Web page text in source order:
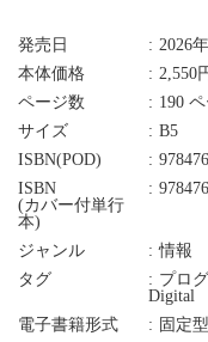
発売日
2026
本体価格
2,550
ページ数
190
サイズ
B5
ISBN(POD)
ISBN
(カバー付単行
本)
ジャンル
情報
タグ
プロ
Digital
電子書籍形式
固定型